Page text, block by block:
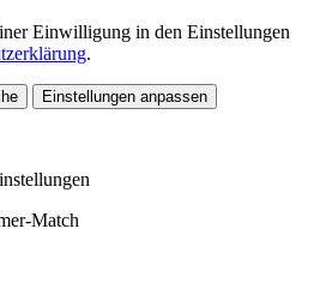
Einwilligung in den Einstellungen
.
Einstellungen anpassen
Match